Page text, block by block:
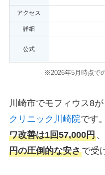
アクセス
詳細
公式
※2026年5月時点で
川崎市でモフィウス8
クリニック川崎院です。
ワ改善は1回57,000円、
円の圧倒的な安さで受